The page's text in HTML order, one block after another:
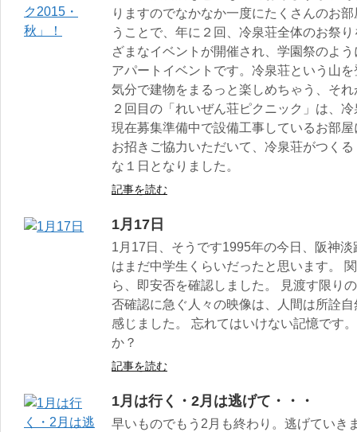
りますのでなかなか一度にたくさんのお
うことで、年に２回、冷泉荘全体のお祭
ざまなイベントが開催され、学園祭のよ
アパートイベントです。冷泉荘という山
気分で建物をまるっと楽しめちゃう、そ
２回目の「れいぜん荘ピクニック」は、
現在募集準備中で設備工事しているお部
お招きご協力いただいて、冷泉荘がつく
な１日となりました。
記事を読む
1月17日
1月17日、そうです1995年の今日、阪神
はまだ中学生くらいだったと思います。
ら、即安否を確認しました。 見渡す限り
否確認に急ぐ人々の映像は、人間は所詮
感じました。 忘れてはいけない記憶です
か？
記事を読む
1月は行く・2月は逃げて・・・
早いものでもう2月も終わり。逃げていき